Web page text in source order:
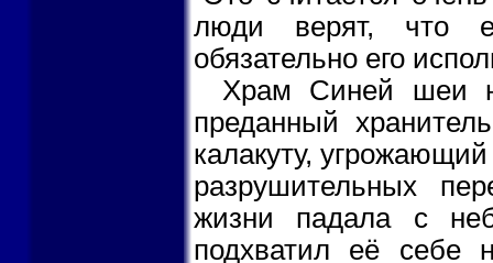
люди верят, что
обязательно его
Храм Синей шеи
преданный
калакуту,
разрушительных
жизни падала с
подхватил её